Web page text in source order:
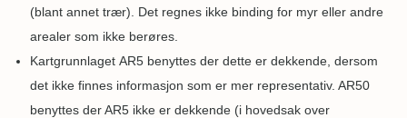
(blant annet trær). Det regnes ikke binding for myr eller andre
arealer som ikke berøres.
Kartgrunnlaget AR5 benyttes der dette er dekkende, dersom
det ikke finnes informasjon som er mer representativ. AR50
benyttes der AR5 ikke er dekkende (i hovedsak over